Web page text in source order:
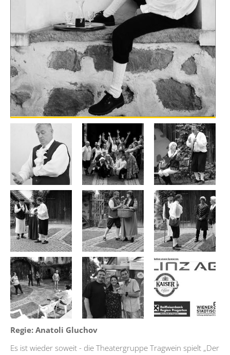
Regie: Anatoli Gluchov
Es ist wieder soweit - die Theatergruppe Tragwein spielt „Der